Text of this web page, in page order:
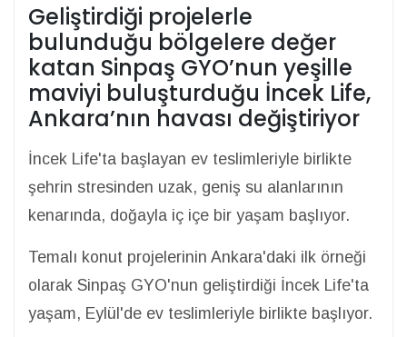
Geliştirdiği projelerle
bulunduğu bölgelere değer
katan Sinpaş GYO’nun yeşille
maviyi buluşturduğu İncek Life,
Ankara’nın havası değiştiriyor
İncek Life'ta başlayan ev teslimleriyle birlikte
şehrin stresinden uzak, geniş su alanlarının
kenarında, doğayla iç içe bir yaşam başlıyor.
Temalı konut projelerinin Ankara'daki ilk örneği
olarak Sinpaş GYO'nun geliştirdiği İncek Life'ta
yaşam, Eylül'de ev teslimleriyle birlikte başlıyor.